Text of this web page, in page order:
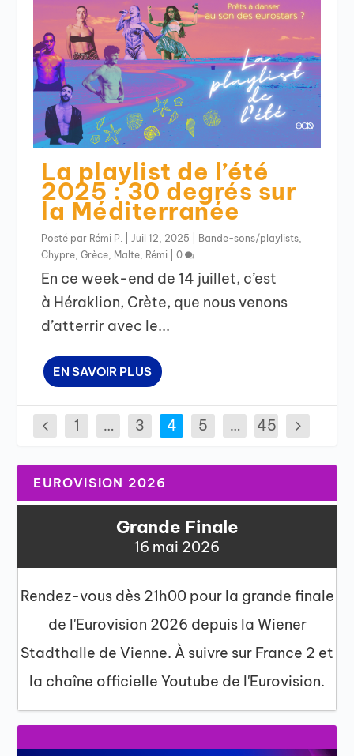
La playlist de l’été
2025 : 30 degrés sur
la Méditerranée
Posté par Rémi P. Juil 12, 2025 Bande-sons/playlists
Chypre ,Grèce Malte Rémi |0
En ce week-end de 14 juillet, c’est
à Héraklion, Crète, que nous venons
d’atterrir avec le...
EN SAVOIR PLUS
1 … 3 4 5 … 45
EUROVISION 2026
Grande Finale
16 mai 2026
Rendez-vous dès 21h00 pour la grande finale
de l'Eurovision 2026 depuis la Wiener
Stadthalle de Vienne. À suivre sur France 2 et
la chaîne officielle Youtube de l'Eurovision.